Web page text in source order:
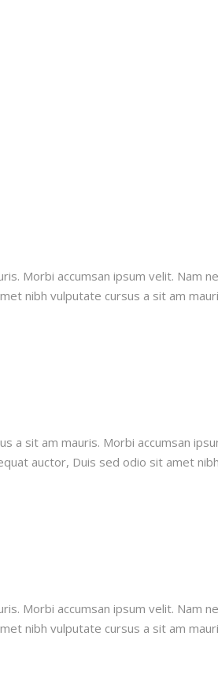
Morbi accumsan ipsum velit. Nam
nibh vulputate cursus a sit am
a sit am mauris. Morbi accumsan
auctor, Duis sed odio sit amet
Morbi accumsan ipsum velit. Nam
nibh vulputate cursus a sit am